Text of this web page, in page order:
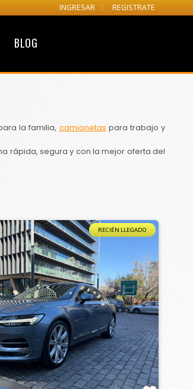
INGRESAR REGISTRATE
BLOG
la familia, camionetas para trabajo y
rápida, segura y con la mejor oferta del
RECIÉN LLEGADO